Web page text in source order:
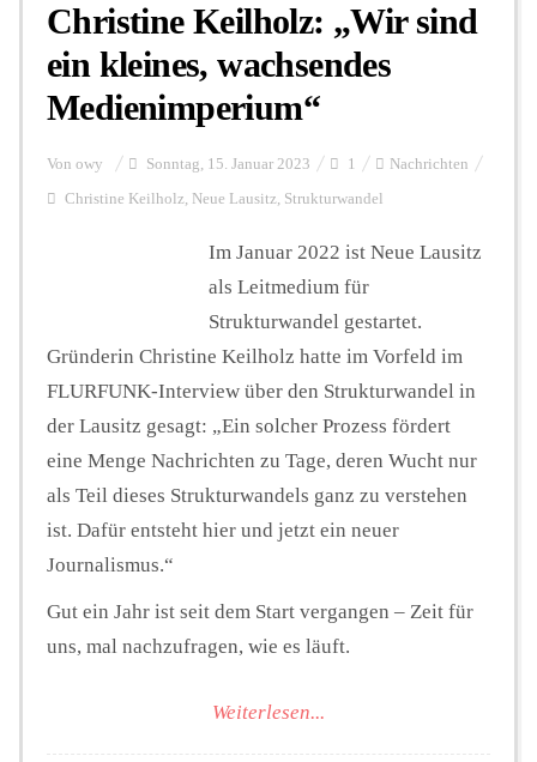
Christine Keilholz: „Wir sind
ein kleines, wachsendes
Medienimperium“
Von owy Sonntag, 15. Januar 2023 1 Nachrichten
Christine Keilholz, Neue Lausitz, Strukturwandel
Im Januar 2022 ist Neue Lausitz
als Leitmedium für
Strukturwandel gestartet.
Gründerin Christine Keilholz hatte im Vorfeld im
FLURFUNK-Interview über den Strukturwandel in
der Lausitz gesagt: „Ein solcher Prozess fördert
eine Menge Nachrichten zu Tage, deren Wucht nur
als Teil dieses Strukturwandels ganz zu verstehen
ist. Dafür entsteht hier und jetzt ein neuer
Journalismus.“
Gut ein Jahr ist seit dem Start vergangen – Zeit für
uns, mal nachzufragen, wie es läuft.
Weiterlesen...